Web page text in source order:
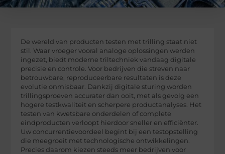
De wereld van producten testen met trilling staat niet
stil. Waar vroeger vooral analoge oplossingen werden
ingezet, biedt moderne triltechniek vandaag digitale
precisie en controle. Voor bedrijven die streven naar
betrouwbare, reproduceerbare resultaten is deze
evolutie onmisbaar. Dankzij digitale sturing worden
trillingsproeven accurater dan ooit, met als gevolg een
hogere testkwaliteit en scherpere productanalyses. Het
testen van kwetsbare onderdelen of complete
eindproducten verloopt hierdoor sneller en efficiënter.
Uw concurrentievoordeel begint bij een testopstelling
die meegroeit met technologische ontwikkelingen.
Precies daarom kiezen steeds meer bedrijven voor